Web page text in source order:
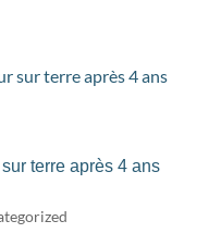
terre après 4 ans